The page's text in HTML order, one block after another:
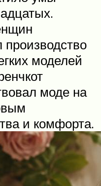
моделей
моде на
и комфорта.